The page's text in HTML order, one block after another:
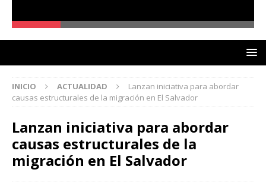
INICIO ACTUALIDAD
Lanzan iniciativa para abordar
causas estructurales de la migración en El Salvador
Lanzan iniciativa para abordar
causas estructurales de la
migración en El Salvador